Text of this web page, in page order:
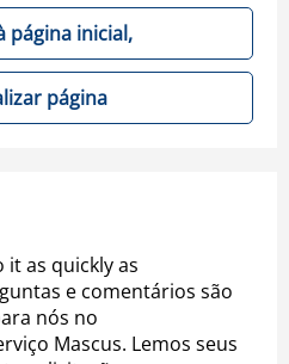
página inicial,
página
as quickly as
e comentários são
nós no
Mascus. Lemos seus